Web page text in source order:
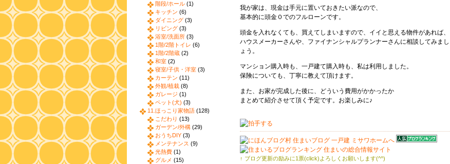
我が家は、現金は手元に置いておきたい派なので、
基本的に頭金０でのフルローンです。
頭金を入れなくても、買えてしまいますので、イイと思える物件があれば、
ハウスメーカーさんや、ファイナンシャルプランナーさんに相談してみまし
ょう。
マンション購入時も、一戸建て購入時も、私は利用しました。
保険についても、丁寧に教えて頂けます。
また、お家が完成した後に、どういう費用がかかったか
まとめて紹介させて頂く予定です。お楽しみに♪
↑ ブログ更新の励みに1票(click)よろしくお願いします(^^)
階段/ホール (1)
キッチン (6)
ダイニング (3)
リビング (3)
浴室/洗面所 (3)
1階/2階トイレ (6)
1階/2階蔵 (2)
和室 (2)
寝室/子供・洋室 (3)
カーテン (11)
外観/植栽 (8)
ガレージ (1)
ペット(犬) (3)
11.ほっこり家物語 (128)
こだわり (13)
ガーデン/外構 (29)
おうちDIY (3)
メンテナンス (9)
光熱費 (1)
グルメ (15)